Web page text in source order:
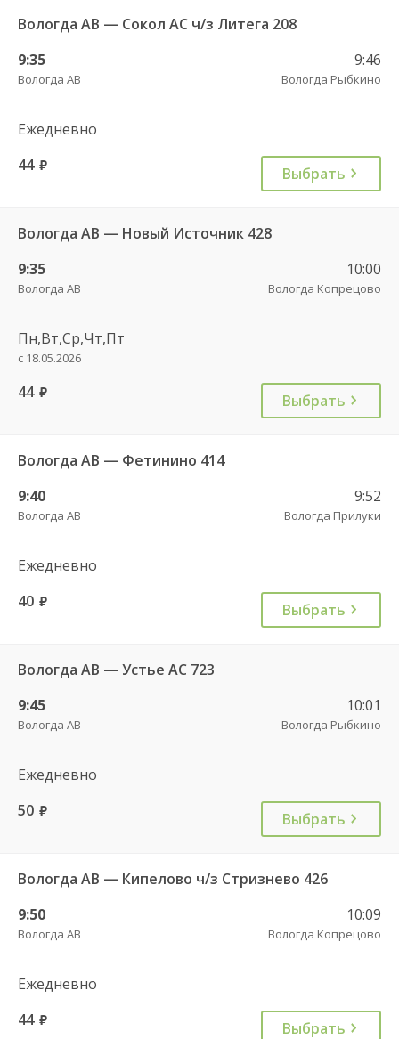
Вологда АВ — Сокол АС ч/з Литега 208
9:35
Вологда АВ
9:46
Вологда Рыбкино
Ежедневно
44 руб. Выбрать
Вологда АВ — Новый Источник 428
9:35
Вологда АВ
10:00
Вологда Копрецово
Пн,Вт,Ср,Чт,Пт
с 18.05.2026
44 руб. Выбрать
Вологда АВ — Фетинино 414
9:40
Вологда АВ
9:52
Вологда Прилуки
Ежедневно
40 руб. Выбрать
Вологда АВ — Устье АС 723
9:45
Вологда АВ
10:01
Вологда Рыбкино
Ежедневно
50 руб. Выбрать
Вологда АВ — Кипелово ч/з Стризнево 426
9:50
Вологда АВ
10:09
Вологда Копрецово
Ежедневно
44 руб. Выбрать